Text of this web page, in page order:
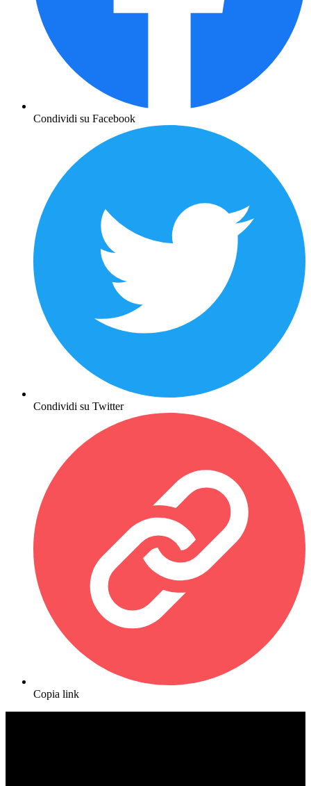
Condividi su Facebook
Condividi su Twitter
Copia link